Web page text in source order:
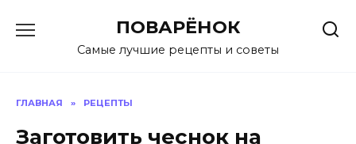
содержанию
ПОВАРЁНОК
Самые лучшие рецепты и советы
ГЛАВНАЯ » РЕЦЕПТЫ
Заготовить чеснок на